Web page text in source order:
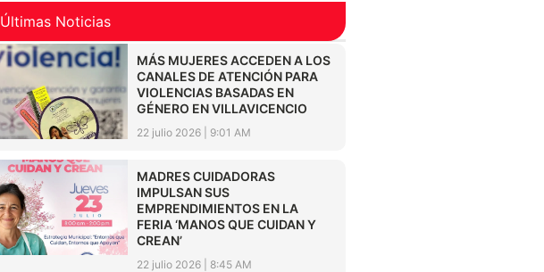
Últimas Noticias
MÁS MUJERES ACCEDEN A LOS
CANALES DE ATENCIÓN PARA
VIOLENCIAS BASADAS EN
GÉNERO EN VILLAVICENCIO
22 julio 2026 9:01 AM
MADRES CUIDADORAS
IMPULSAN SUS
EMPRENDIMIENTOS EN LA
FERIA ‘MANOS QUE CUIDAN Y
CREAN’
22 julio 2026 8:45 AM